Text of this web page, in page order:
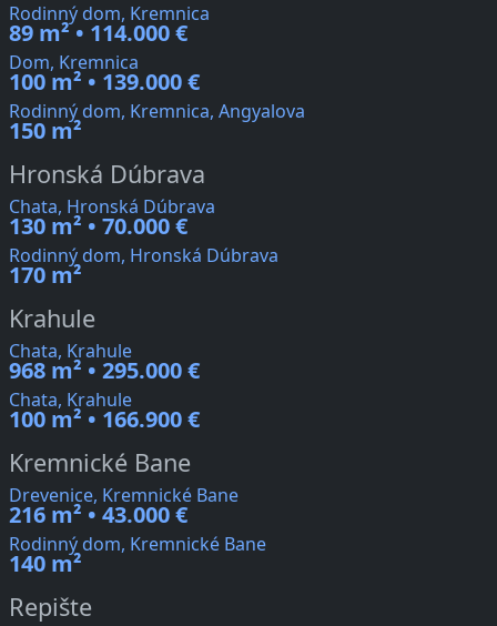
Rodinný dom, Kremnica
89 m² • 114.000 €
Dom, Kremnica
100 m² • 139.000 €
Rodinný dom, Kremnica, Angyalova
150 m²
Hronská Dúbrava
Chata, Hronská Dúbrava
130 m² • 70.000 €
Rodinný dom, Hronská Dúbrava
170 m²
Krahule
Chata, Krahule
968 m² • 295.000 €
Chata, Krahule
100 m² • 166.900 €
Kremnické Bane
Drevenice, Kremnické Bane
216 m² • 43.000 €
Rodinný dom, Kremnické Bane
140 m²
Repište